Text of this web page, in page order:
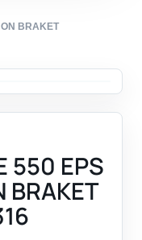
BRAKET
550 EPS
BRAKET